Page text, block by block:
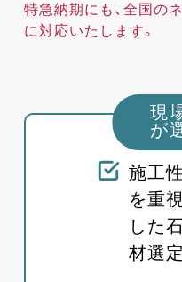
特急納期にも、全国の
に対応いたします。
現
が
施工性
を重視
した
材選定